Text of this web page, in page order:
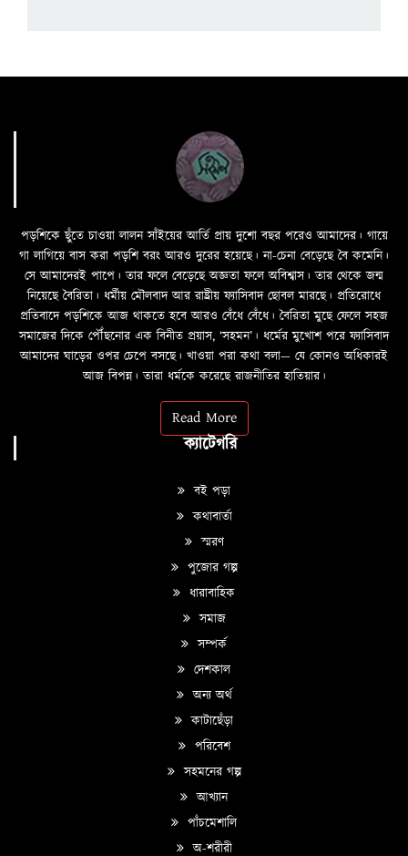
পড়শিকে ছুঁতে চাওয়া লালন সাঁইয়ের আর্তি প্রায় দুশো বছর পরেও আমাদের। গায়ে
গা লাগিয়ে বাস করা পড়শি বরং আরও দুরের হয়েছে। না-চেনা বেড়েছে বৈ কমেনি।
সে আমাদেরই পাপে। তার ফলে বেড়েছে অজ্ঞতা ফলে অবিশ্বাস। তার থেকে জন্ম
নিয়েছে বৈরিতা। ধর্মীয় মৌলবাদ আর রাষ্ট্রীয় ফ্যাসিবাদ ছোবল মারছে। প্রতিরোধে
প্রতিবাদে পড়শিকে আজ থাকতে হবে আরও বেঁধে বেঁধে। বৈরিতা মুছে ফেলে সহজ
সমাজের দিকে পৌঁছনোর এক বিনীত প্রয়াস, ‘সহমন’। ধর্মের মুখোশ পরে ফ্যাসিবাদ
আমাদের ঘাড়ের ওপর চেপে বসছে। খাওয়া পরা কথা বলা—­­ যে কোনও অধিকারই
আজ বিপন্ন। তারা ধর্মকে করেছে রাজনীতির হাতিয়ার।
Read More
ক্যাটেগরি
বই পড়া
কথাবার্তা
স্মরণ
পুজোর গল্প
ধারাবাহিক
সমাজ
সম্পর্ক
দেশকাল
অন্য অর্থ
কাটাছেঁড়া
পরিবেশ
সহমনের গল্প
আখ্যান
পাঁচমেশালি
অ-শরীরী